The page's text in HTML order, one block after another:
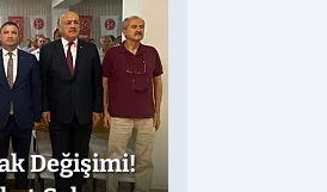
Değişimi!